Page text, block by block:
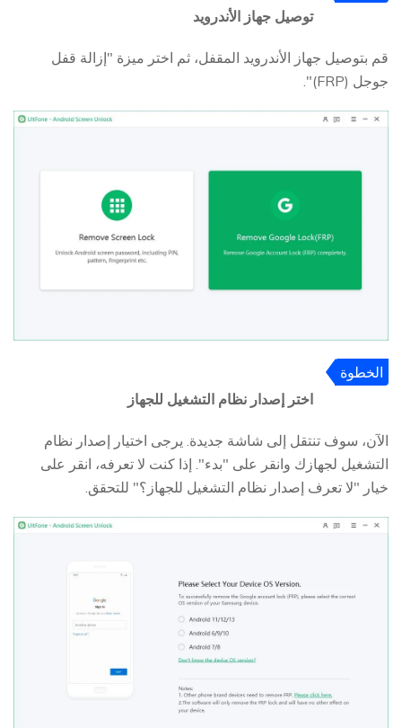
توصيل جهاز الأندرويد
قم بتوصيل جهاز الأندرويد المقفل، ثم اختر ميزة "إزالة قفل
جوجل (FRP)".
الخطوة
اختر إصدار نظام التشغيل للجهاز
الآن، سوف تنتقل إلى شاشة جديدة. يرجى اختيار إصدار نظام
التشغيل لجهازك وانقر على "بدء". إذا كنت لا تعرفه، انقر على
خيار "لا تعرف إصدار نظام التشغيل للجهاز؟" للتحقق.